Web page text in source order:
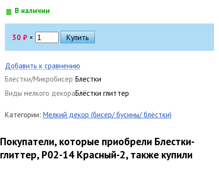
В наличии
30 ₽ ×
Добавить к сравнению
Блестки/Микробисер Блестки
Виды мелкого декораБлёстки глиттер
Категории: Мелкий декор (бисер/ бусины/ блёстки)
Покупатели, которые приобрели Блестки-
глиттер, Р02-14 Красный-2, также купили